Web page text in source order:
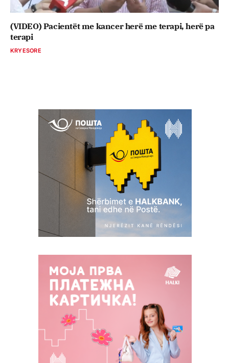
(VIDEO) Pacientët me kancer herë me terapi, herë pa
terapi
KRYESORE